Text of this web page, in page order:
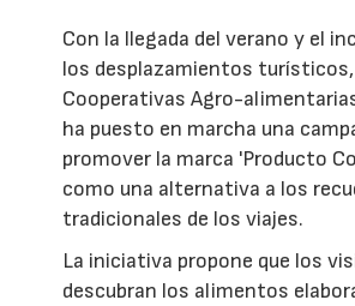
Con la llegada del verano y el
los desplazamientos turísticos,
Cooperativas Agro-
ha puesto en marcha una
promover la marca 'Producto
como una alternativa a los
tradicionales de los viajes.
La iniciativa propone que los
descubran los alimentos